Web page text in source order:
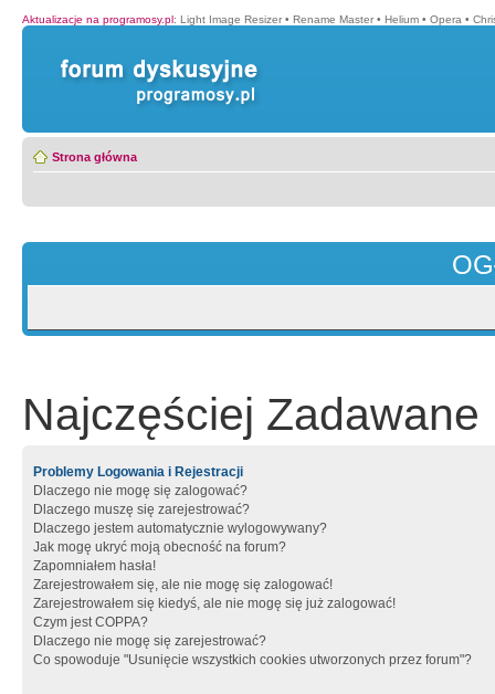
Aktualizacje na programosy.pl: Light Image Resizer • Rename Master • Helium • Opera •
Strona główna
Najczęściej Zadawane
Problemy Logowania i Rejestracji
Dlaczego nie mogę się zalogować?
Dlaczego muszę się zarejestrować?
Dlaczego jestem automatycznie wylogowywany?
Jak mogę ukryć moją obecność na forum?
Zapomniałem hasła!
Zarejestrowałem się, ale nie mogę się zalogować!
Zarejestrowałem się kiedyś, ale nie mogę się już zalogować!
Czym jest COPPA?
Dlaczego nie mogę się zarejestrować?
Co spowoduje "Usunięcie wszystkich cookies utworzonych przez forum"?